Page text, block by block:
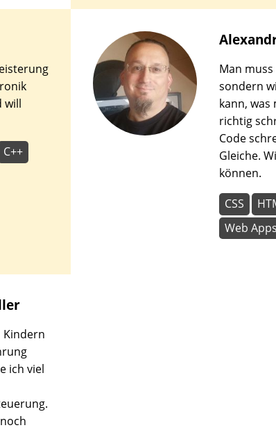
will
C++
Man
sondern
kann, was
richtig
Code
Gleiche.
können.
CSS
Web Apps
Kindern
ich viel